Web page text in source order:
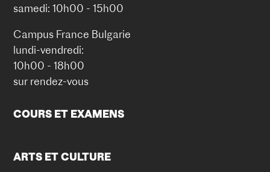
samedi: 10h00 - 15h00
Campus France Bulgarie
lundi-vendredi:
10h00 - 18h00
sur rendez-vous
COURS ET EXAMENS
ARTS ET CULTURE